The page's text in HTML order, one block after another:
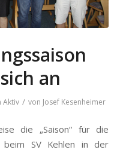
an
Aktiv / von Josef Kesenheimer
die „Saison“ für die
beim SV Kehlen in der